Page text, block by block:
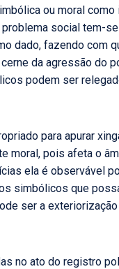
ou moral como
social tem-
dado, fazendo com
da agressão do
podem ser
para apurar
moral, pois afeta o
ela é observável
simbólicos que
ser a
no ato do registro